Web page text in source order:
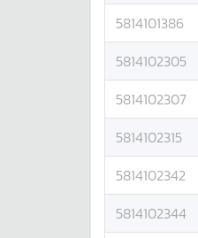
5814101386
5814102305
5814102307
5814102315
5814102342
5814102344